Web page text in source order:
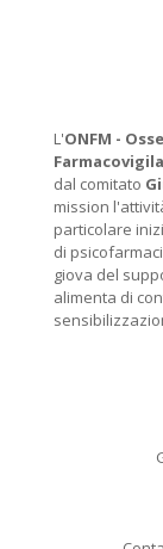
L'ONFM -
dal comitato
mission
particolare
di
giova del
alimenta di